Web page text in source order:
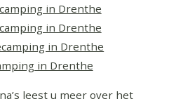
in Drenthe
in Drenthe
in Drenthe
in Drenthe
leest u meer over het